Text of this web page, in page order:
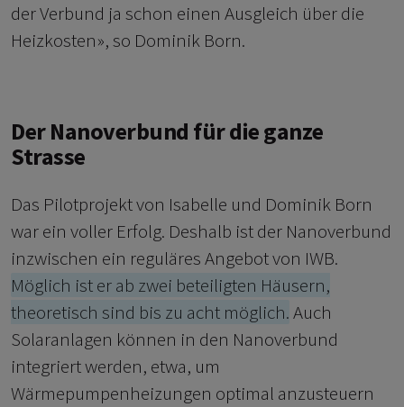
der Verbund ja schon einen Ausgleich über die
Heizkosten», so Dominik Born.
Der Nanoverbund für die ganze
Strasse
Das Pilotprojekt von Isabelle und Dominik Born
war ein voller Erfolg. Deshalb ist der Nanoverbund
inzwischen ein reguläres Angebot von IWB.
Möglich ist er ab zwei beteiligten Häusern,
theoretisch sind bis zu acht möglich.Auch
Solaranlagen können in den Nanoverbund
integriert werden, etwa, um
Wärmepumpenheizungen optimal anzusteuern